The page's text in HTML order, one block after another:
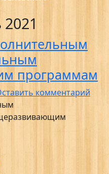
программам
комментарий